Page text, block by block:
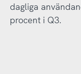
dagliga
procent i Q3.